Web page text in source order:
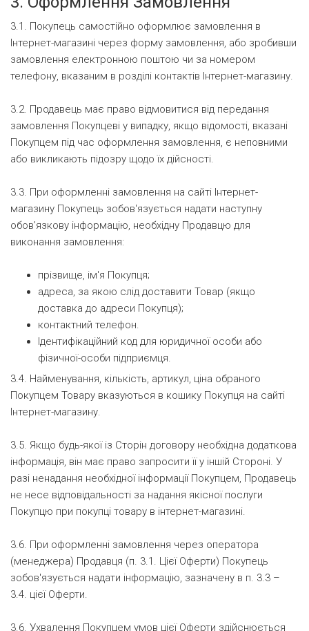
3.1. Покупець самостійно оформлює замовлення в
Інтернет-магазині через форму замовлення, або зробивши
замовлення електронною поштою чи за номером
телефону, вказаним в розділі контактів Інтернет-магазину.
3.2. Продавець має право відмовитися від передання
замовлення Покупцеві у випадку, якщо відомості, вказані
Покупцем під час оформлення замовлення, є неповними
або викликають підозру щодо їх дійсності.
3.3. При оформленні замовлення на сайті Інтернет-
магазину Покупець зобов'язується надати наступну
обов’язкову інформацію, необхідну Продавцю для
виконання замовлення:
прізвище, ім'я Покупця;
адреса, за якою слід доставити Товар (якщо
доставка до адреси Покупця);
контактний телефон.
Ідентифікаційний код для юридичної особи або
фізичної-особи підприємця.
3.4. Найменування, кількість, артикул, ціна обраного
Покупцем Товару вказуються в кошику Покупця на сайті
Інтернет-магазину.
3.5. Якщо будь-якої із Сторін договору необхідна додаткова
інформація, він має право запросити її у іншій Стороні. У
разі ненадання необхідної інформації Покупцем, Продавець
не несе відповідальності за надання якісної послуги
Покупцю при покупці товару в інтернет-магазині.
3.6. При оформленні замовлення через оператора
(менеджера) Продавця (п. 3.1. Цієї Оферти) Покупець
зобов'язується надати інформацію, зазначену в п. 3.3 –
3.4. цієї Оферти.
3.6. Ухвалення Покупцем умов цієї Оферти здійснюється